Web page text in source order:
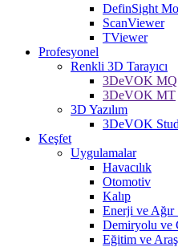
DefinSight
ScanViewer
TViewer
Profesyonel
Renkli 3D Tarayıcı
3DeVOK MQ
3DeVOK MT
3D Yazılım
3DeVOK
Keşfet
Uygulamalar
Havacılık
Otomotiv
Kalıp
Enerji ve Ağır
Demiryolu ve
Eğitim ve